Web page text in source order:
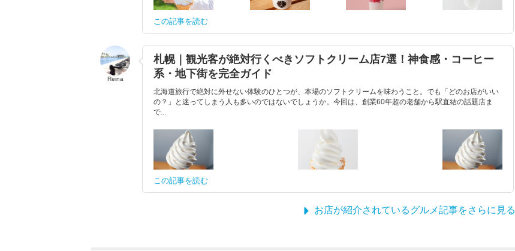
この記事を読む
Reina
札幌｜観光客が絶対行くべきソフトクリーム店7選！神食感・コーヒー
系・地下街を完全ガイド
北海道旅行で絶対に外せない体験のひとつが、本場のソフトクリームを味わうこと。でも「どのお店がいい
の？」と迷ってしまう人も多いのではないでしょうか。今回は、創業60年超の老舗から駅直結の話題店ま
で...
この記事を読む
お店が紹介されているグルメ記事をさらに見る